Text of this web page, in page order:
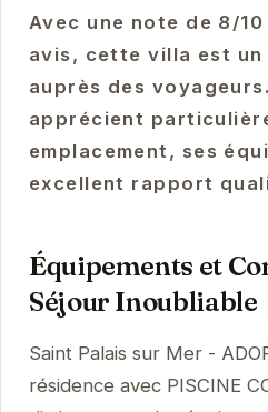
Avec une note de 8/
avis, cette villa est
auprès des
apprécient
emplacement, ses
excellent rapport
Équipements et
Séjour Inoubliable
Saint Palais sur Mer -
résidence avec PISCINE